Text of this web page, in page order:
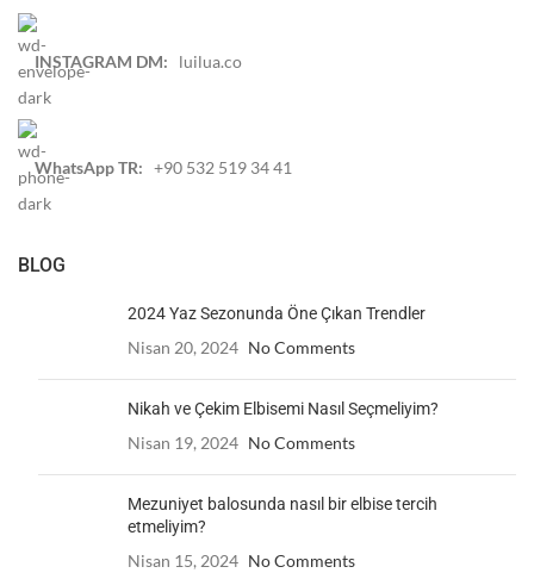
INSTAGRAM DM: luilua.co
WhatsApp TR: +90 532 519 34 41
BLOG
2024 Yaz Sezonunda Öne Çıkan Trendler
Nisan 20, 2024 No Comments
Nikah ve Çekim Elbisemi Nasıl Seçmeliyim?
Nisan 19, 2024 No Comments
Mezuniyet balosunda nasıl bir elbise tercih
etmeliyim?
Nisan 15, 2024 No Comments